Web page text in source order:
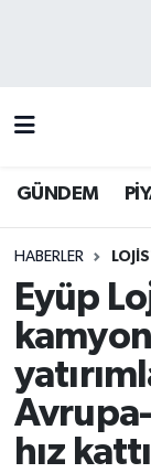
GÜNDEM
HABERLER
Eyüp
hız kattı
YOLCU
LOJİSTİK
E-
Trafik
Süper Lig
Tüm
Son
Haber